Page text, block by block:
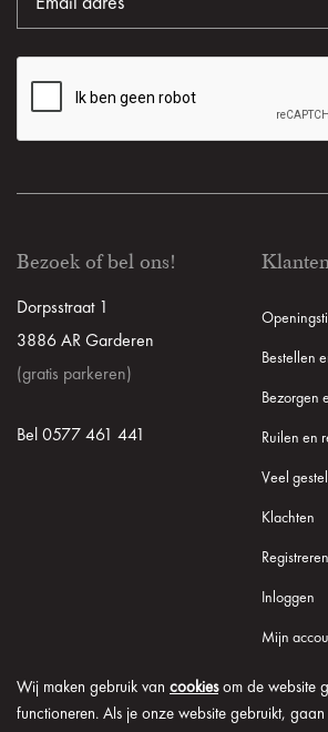
Wij maken gebruik van cookiesom de website
functioneren. Als je onze website gebruikt,
Bezoek of bel ons!
Dorpsstraat 1
3886 AR Garderen
(gratis parkeren)
Bel 0577 461 441
Bestellen
Bezorgen
Ruilen en
Veel
Klachten
Registreren
Inloggen
Mijn